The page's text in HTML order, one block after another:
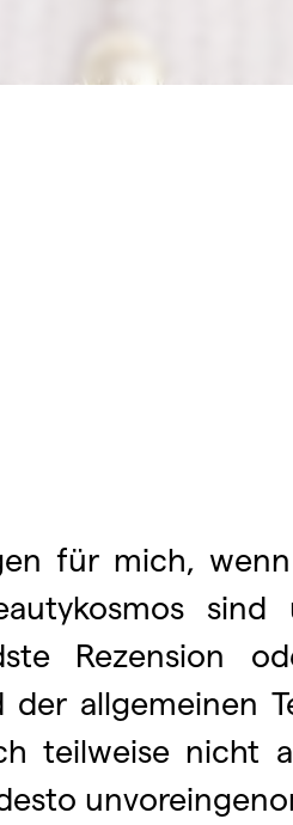
für mich,
Rezension
allgemeinen
teilweise nicht